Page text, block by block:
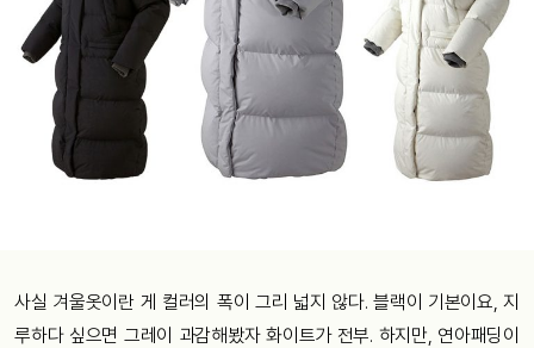
사실 겨울옷이란 게 컬러의 폭이 그리 넓지 않다. 블랙이 기본이요, 지
루하다 싶으면 그레이 과감해봤자 화이트가 전부. 하지만, 연아패딩이